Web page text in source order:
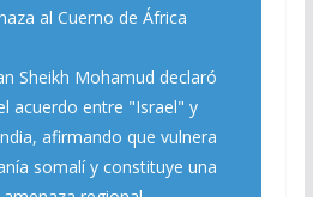
al Cuerno de África
Sheikh Mohamud declaró
acuerdo entre "Israel" y
afirmando que vulnera
somalí y constituye una